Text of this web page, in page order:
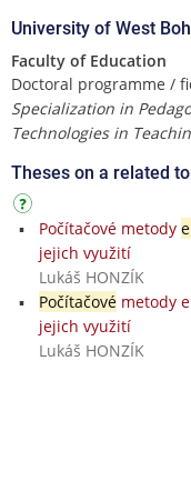
University of West
Faculty of Education
Doctoral programme /
Specialization in
Technologies in
Theses on a related
Počítačové metody
jejich využití
Lukáš HONZÍK
Počítačovémetody
jejich využití
Lukáš HONZÍK